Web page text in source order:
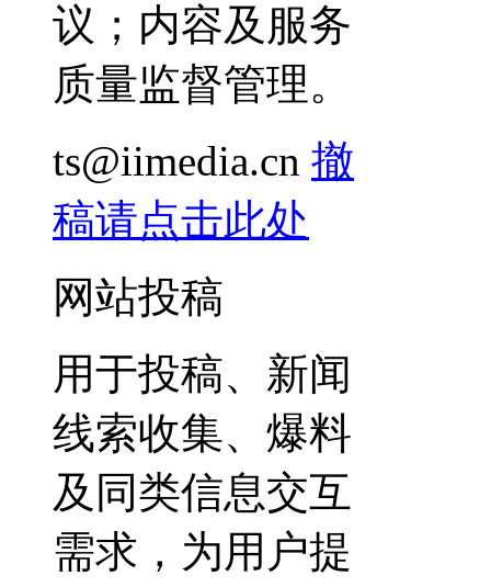
议；内容及服务
质量监督管理。
ts@iimedia.cn 撤
稿请点击此处
网站投稿
用于投稿、新闻
线索收集、爆料
及同类信息交互
需求，为用户提